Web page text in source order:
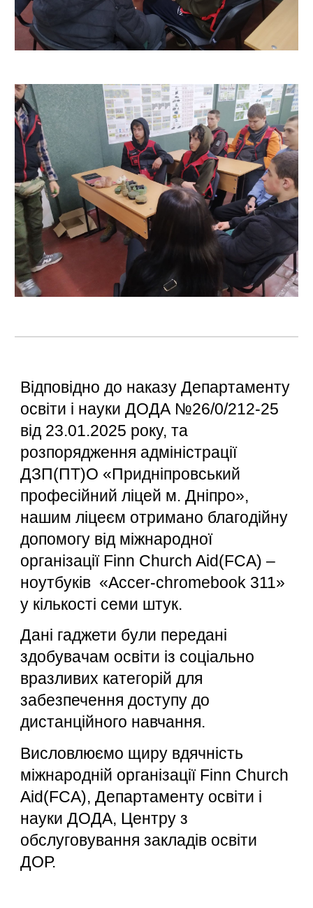
Відповідно до наказу Департаменту
освіти і науки ДОДА №26/0/212-25
від 23.01.2025 року, та
розпорядження адміністрації
ДЗП(ПТ)О «Придніпровський
професійний ліцей м. Дніпро»,
нашим ліцеєм отримано благодійну
допомогу від міжнародної
організації Finn Church Aid(FCA) –
ноутбуків «Accer-chromebook 311»
у кількості семи штук.
Дані гаджети були передані
здобувачам освіти із соціально
вразливих категорій для
забезпечення доступу до
дистанційного навчання.
Висловлюємо щиру вдячність
міжнародній організації Finn Church
Aid(FCA), Департаменту освіти і
науки ДОДА, Центру з
обслуговування закладів освіти
ДОР.